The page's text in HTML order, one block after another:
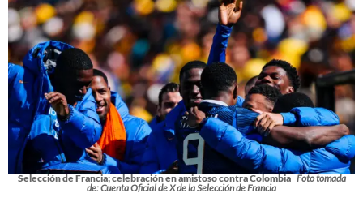
Selección de Francia; celebración en amistoso contra Colombia Foto tomada
de: Cuenta Oficial de X de la Selección de Francia